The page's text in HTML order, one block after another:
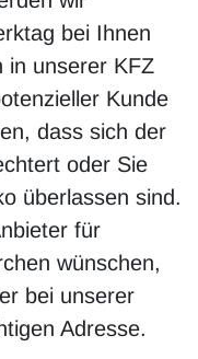
bei Ihnen
in unserer KFZ
Kunde
dass sich der
oder Sie
überlassen sind.
für
wünschen,
bei unserer
Adresse.